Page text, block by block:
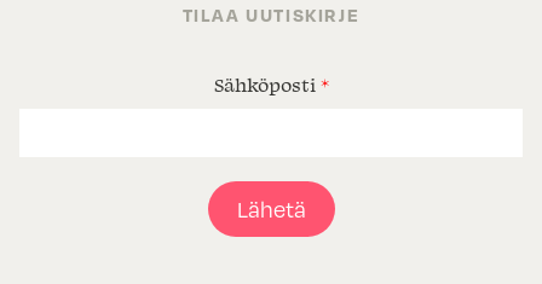
TILAA UUTISKIRJE
Sähköposti *
Lähetä